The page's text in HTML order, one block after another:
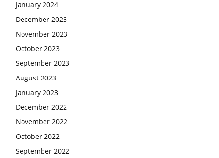
January 2024
December 2023
November 2023
October 2023
September 2023
August 2023
January 2023
December 2022
November 2022
October 2022
September 2022